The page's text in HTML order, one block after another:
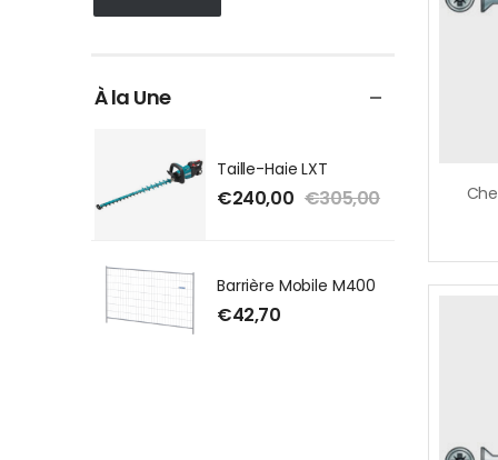
À la Une
Taille-Haie LXT
€240,00 €305,00
Barrière Mobile M400
€42,70